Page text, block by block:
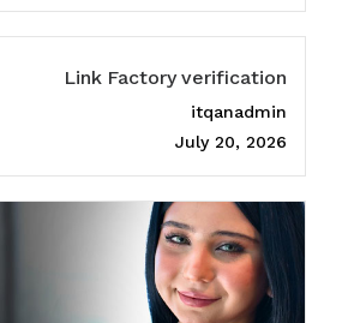
Link Factory verification
itqanadmin
July 20, 2026